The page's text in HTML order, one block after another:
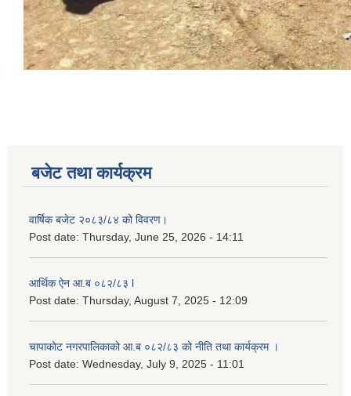
बजेट तथा कार्यक्रम
वार्षिक बजेट २०८३/८४ को विवरण।
Post date: Thursday, June 25, 2026 - 14:11
आर्थिक ऐन आ.ब ०८२/८३ l
Post date: Thursday, August 7, 2025 - 12:09
चापाकोट नगरपालिकाको आ.ब ०८२/८३ को नीति तथा कार्यक्रम ।
Post date: Wednesday, July 9, 2025 - 11:01